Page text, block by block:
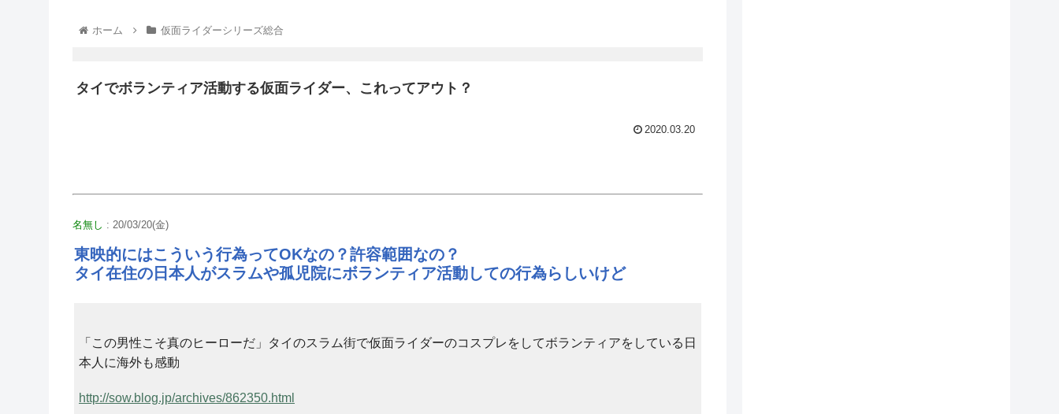
ホーム 仮面ライダーシリーズ総合
タイでボランティア活動する仮面ライダー、これってアウト？
2020.03.20
名無し : 20/03/20(金)
東映的にはこういう行為ってOKなの？許容範囲なの？
タイ在住の日本人がスラムや孤児院にボランティア活動しての行為らしいけど
「この男性こそ真のヒーローだ」タイのスラム街で仮面ライダーのコスプレをしてボランティアをしている日
本人に海外も感動
http://sow.blog.jp/archives/862350.html